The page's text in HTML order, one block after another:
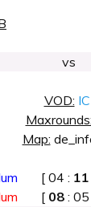
vs
VOD:
Maxrounds:
Map:
[ 04 :
[ 08: 05